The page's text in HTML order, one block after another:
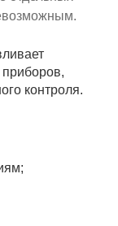
контроля.